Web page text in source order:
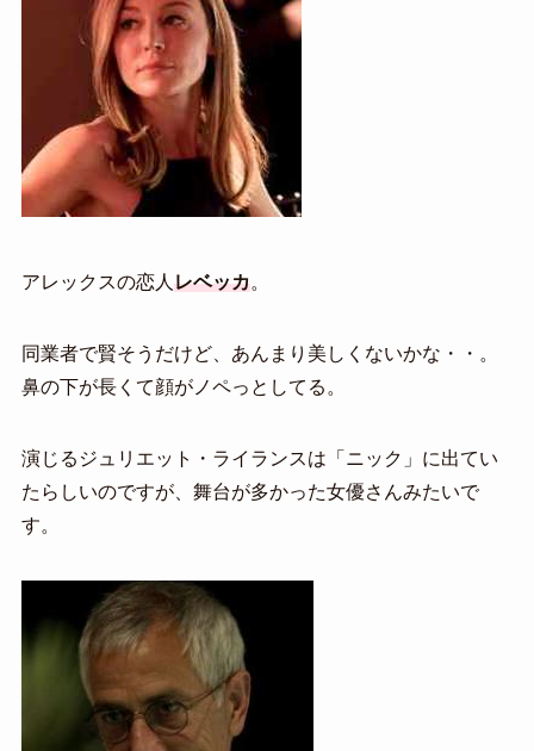
アレックスの恋人 レベッカ。
同業者で賢そうだけど、あんまり美しくないかな・・。
鼻の下が長くて顔がノペっとしてる。
演じるジュリエット・ライランスは「ニック」に出てい
たらしいのですが、舞台が多かった女優さんみたいで
す。